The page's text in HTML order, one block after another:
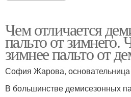
Чем отличается
пальто от зимнего.
зимнее пальто от
София Жарова,
В большинстве демисезонных